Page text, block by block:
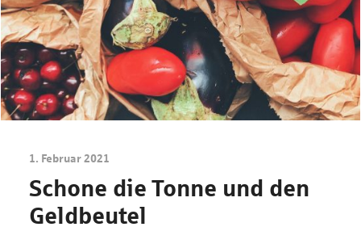
1. Februar 2021
Schone die Tonne und den
Geldbeutel